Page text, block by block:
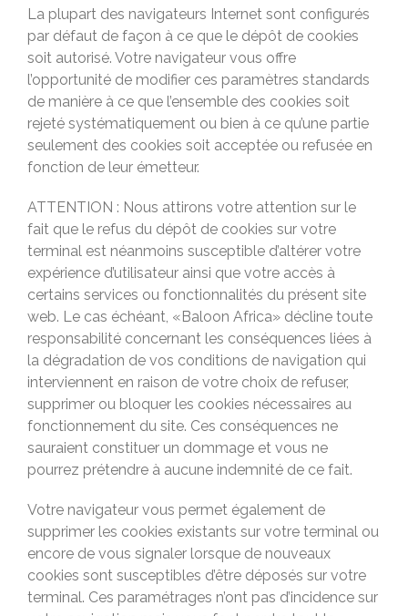
La plupart des navigateurs Internet sont configurés
par défaut de façon à ce que le dépôt de cookies
soit autorisé. Votre navigateur vous offre
l’opportunité de modifier ces paramètres standards
de manière à ce que l’ensemble des cookies soit
rejeté systématiquement ou bien à ce qu’une partie
seulement des cookies soit acceptée ou refusée en
fonction de leur émetteur.
ATTENTION : Nous attirons votre attention sur le
fait que le refus du dépôt de cookies sur votre
terminal est néanmoins susceptible d’altérer votre
expérience d’utilisateur ainsi que votre accès à
certains services ou fonctionnalités du présent site
web. Le cas échéant, «Baloon Africa» décline toute
responsabilité concernant les conséquences liées à
la dégradation de vos conditions de navigation qui
interviennent en raison de votre choix de refuser,
supprimer ou bloquer les cookies nécessaires au
fonctionnement du site. Ces conséquences ne
sauraient constituer un dommage et vous ne
pourrez prétendre à aucune indemnité de ce fait.
Votre navigateur vous permet également de
supprimer les cookies existants sur votre terminal ou
encore de vous signaler lorsque de nouveaux
cookies sont susceptibles d’être déposés sur votre
terminal. Ces paramétrages n’ont pas d’incidence sur